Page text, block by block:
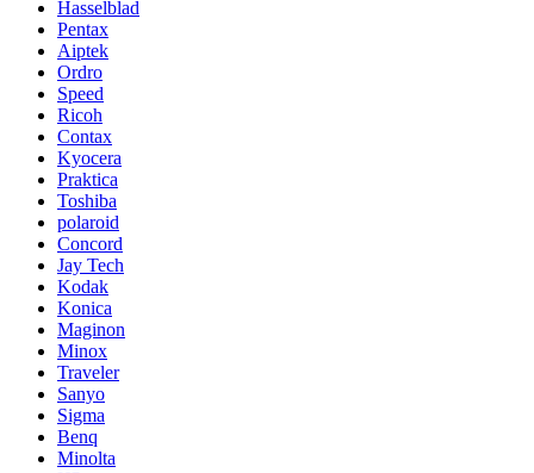
Hasselblad
Pentax
Aiptek
Ordro
Speed
Ricoh
Contax
Kyocera
Praktica
Toshiba
polaroid
Concord
Jay Tech
Kodak
Konica
Maginon
Minox
Traveler
Sanyo
Sigma
Benq
Minolta